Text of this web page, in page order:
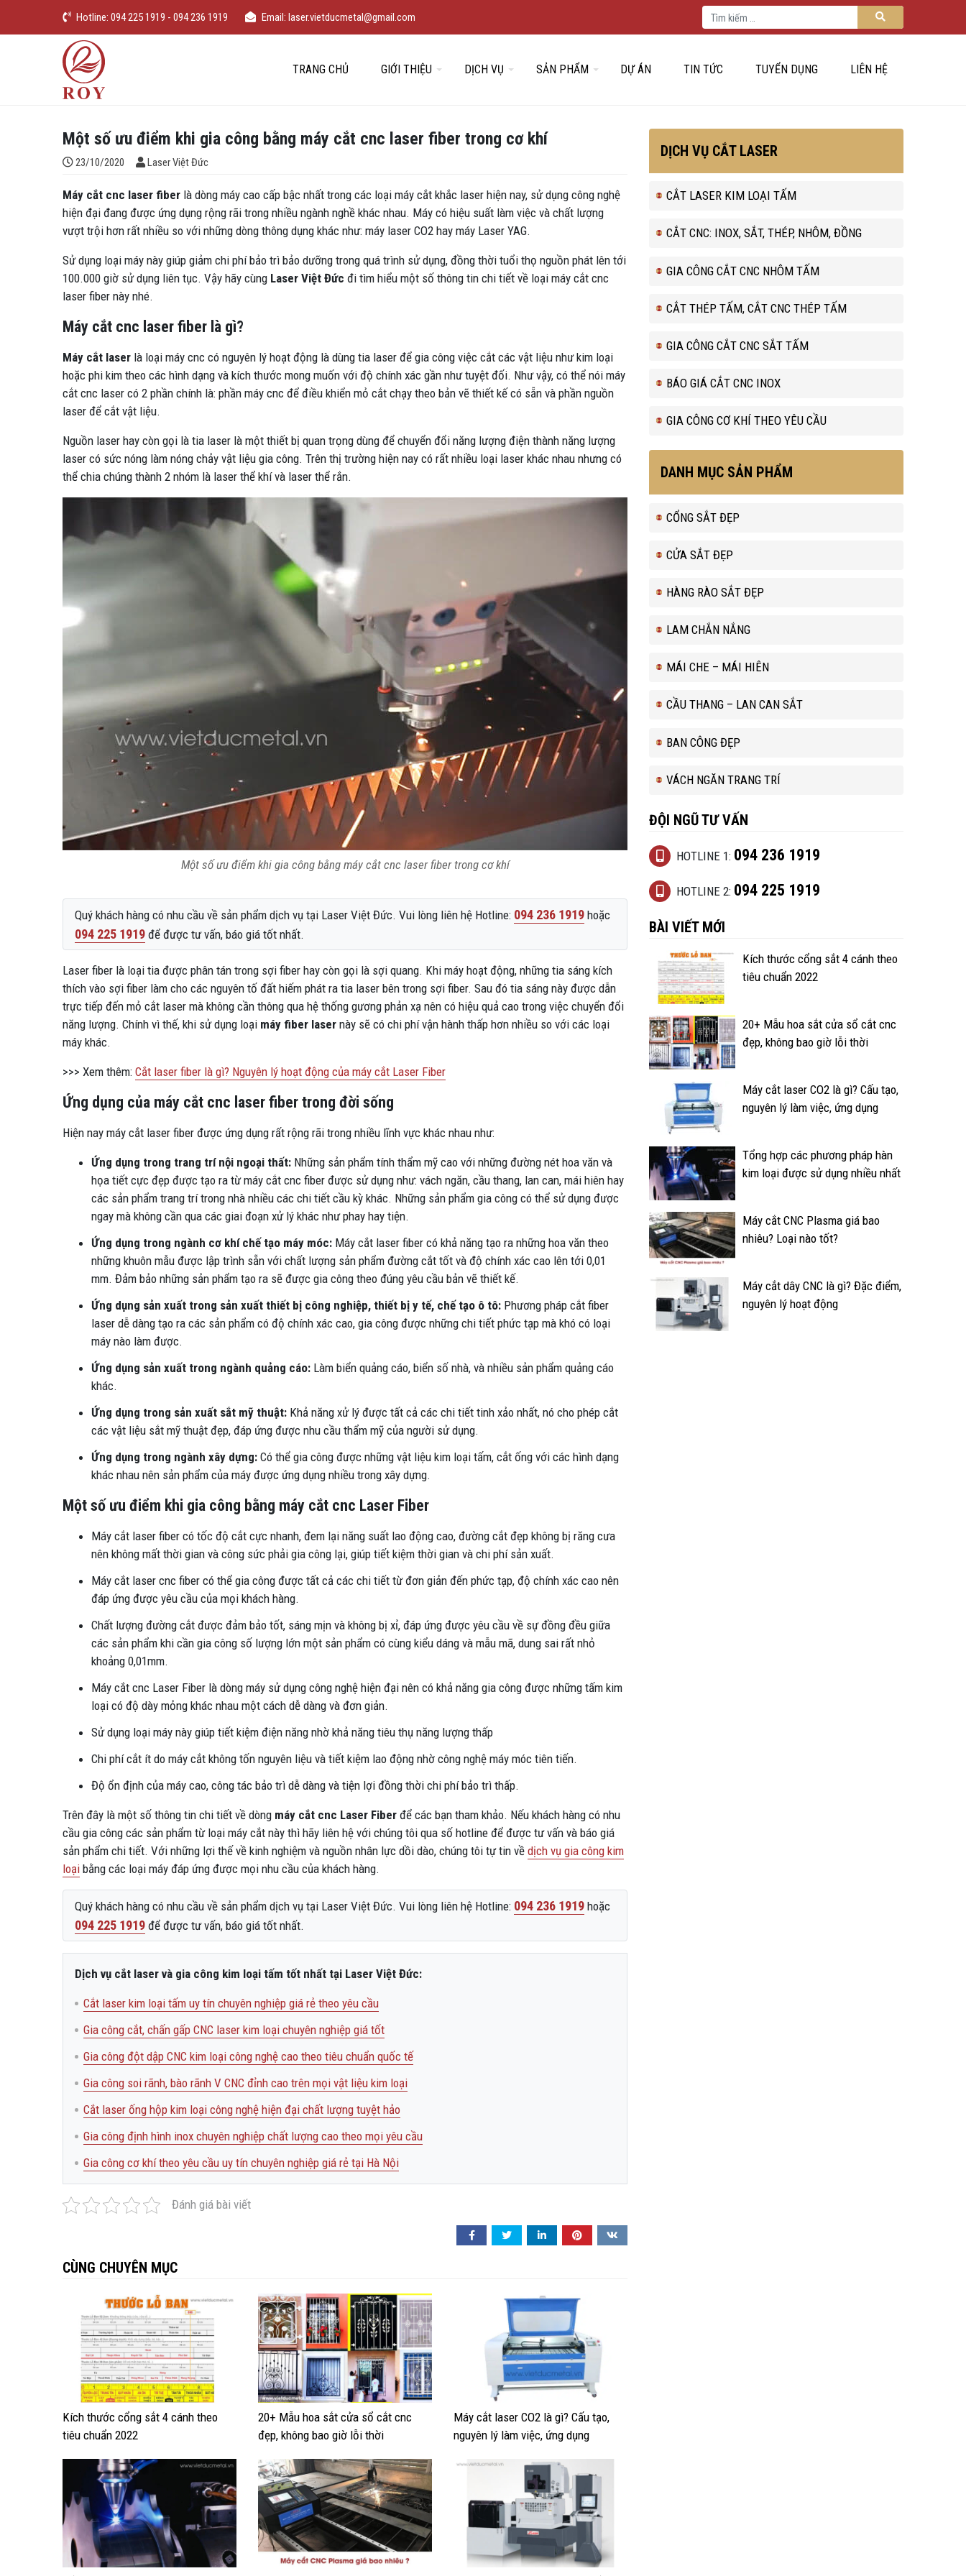
Chuyển đến nội dung
Hotline: 094 225 1919 - 094 236 1919 Email: laser.vietducmetal@gmail.com Tìm kiếm cho:
Laser Việt Đức
TRANG CHỦ GIỚI THIỆU DỊCH VỤ SẢN PHẨM DỰ ÁN TIN TỨC TUYỂN DỤNG LIÊN HỆ
Một số ưu điểm khi gia công bằng máy cắt cnc laser fiber trong cơ khí
23/10/2020 Đăng bởi
Laser Việt Đức
Máy cắt cnc laser fiber là dòng máy cao cấp bậc nhất trong các loại máy cắt khắc laser hiện nay, sử dụng công nghệ
hiện đại đang được ứng dụng rộng rãi trong nhiều ngành nghề khác nhau. Máy có hiệu suất làm việc và chất lượng
vượt trội hơn rất nhiều so với những dòng thông dụng khác như: máy laser CO2 hay máy Laser YAG.
Sử dụng loại máy này giúp giảm chi phí bảo trì bảo dưỡng trong quá trình sử dụng, đồng thời tuổi thọ nguồn phát lên tới
100.000 giờ sử dụng liên tục. Vậy hãy cùng Laser Việt Đức đi tìm hiểu một số thông tin chi tiết về loại máy cắt cnc
laser fiber này nhé.
Máy cắt cnc laser fiber là gì?
Máy cắt laser là loại máy cnc có nguyên lý hoạt động là dùng tia laser để gia công việc cắt các vật liệu như kim loại
hoặc phi kim theo các hình dạng và kích thước mong muốn với độ chính xác gần như tuyệt đối. Như vậy, có thể nói máy
cắt cnc laser có 2 phần chính là: phần máy cnc để điều khiển mỏ cắt chạy theo bản vẽ thiết kế có sẵn và phần nguồn
laser để cắt vật liệu.
Nguồn laser hay còn gọi là tia laser là một thiết bị quan trọng dùng để chuyển đổi năng lượng điện thành năng lượng
laser có sức nóng làm nóng chảy vật liệu gia công. Trên thị trường hiện nay có rất nhiều loại laser khác nhau nhưng có
thể chia chúng thành 2 nhóm là laser thể khí và laser thể rắn.
Một số ưu điểm khi gia công bằng máy cắt cnc laser fiber trong cơ khí
Quý khách hàng có nhu cầu về sản phẩm dịch vụ tại Laser Việt Đức. Vui lòng liên hệ Hotline: 094 236 1919 hoặc
094 225 1919 để được tư vấn, báo giá tốt nhất.
Laser fiber là loại tia được phân tán trong sợi fiber hay còn gọi là sợi quang. Khi máy hoạt động, những tia sáng kích
thích vào sợi fiber làm cho các nguyên tố đất hiếm phát ra tia laser bên trong sợi fiber. Sau đó tia sáng này được dẫn
trực tiếp đến mỏ cắt laser mà không cần thông qua hệ thống gương phản xạ nên có hiệu quả cao trong việc chuyển đổi
năng lượng. Chính vì thế, khi sử dụng loại máy fiber laser này sẽ có chi phí vận hành thấp hơn nhiều so với các loại
máy khác.
>>> Xem thêm: Cắt laser fiber là gì? Nguyên lý hoạt động của máy cắt Laser Fiber
Ứng dụng của máy cắt cnc laser fiber trong đời sống
Hiện nay máy cắt laser fiber được ứng dụng rất rộng rãi trong nhiều lĩnh vực khác nhau như:
Ứng dụng trong trang trí nội ngoại thất: Những sản phẩm tính thẩm mỹ cao với những đường nét hoa văn và
họa tiết cực đẹp được tạo ra từ máy cắt cnc fiber được sử dụng như: vách ngăn, cầu thang, lan can, mái hiên hay
các sản phẩm trang trí trong nhà nhiều các chi tiết cầu kỳ khác. Những sản phẩm gia công có thể sử dụng được
ngay mà không cần qua các giai đoạn xử lý khác như phay hay tiện.
Ứng dụng trong ngành cơ khí chế tạo máy móc: Máy cắt laser fiber có khả năng tạo ra những hoa văn theo
những khuôn mẫu được lập trình sẵn với chất lượng sản phẩm đường cắt tốt và độ chính xác cao lên tới 0,01
mm. Đảm bảo những sản phẩm tạo ra sẽ được gia công theo đúng yêu cầu bản vẽ thiết kế.
Ứng dụng sản xuất trong sản xuất thiết bị công nghiệp, thiết bị y tế, chế tạo ô tô: Phương pháp cắt fiber
laser dễ dàng tạo ra các sản phẩm có độ chính xác cao, gia công được những chi tiết phức tạp mà khó có loại
máy nào làm được.
Ứng dụng sản xuất trong ngành quảng cáo: Làm biển quảng cáo, biển số nhà, và nhiều sản phẩm quảng cáo
khác.
Ứng dụng trong sản xuất sắt mỹ thuật: Khả năng xử lý được tất cả các chi tiết tinh xảo nhất, nó cho phép cắt
các vật liệu sắt mỹ thuật đẹp, đáp ứng được nhu cầu thẩm mỹ của người sử dụng.
Ứng dụng trong ngành xây dựng: Có thể gia công được những vật liệu kim loại tấm, cắt ống với các hình dạng
khác nhau nên sản phẩm của máy được ứng dụng nhiều trong xây dựng.
Một số ưu điểm khi gia công bằng máy cắt cnc Laser Fiber
Máy cắt laser fiber có tốc độ cắt cực nhanh, đem lại năng suất lao động cao, đường cắt đẹp không bị răng cưa
nên không mất thời gian và công sức phải gia công lại, giúp tiết kiệm thời gian và chi phí sản xuất.
Máy cắt laser cnc fiber có thể gia công được tất cả các chi tiết từ đơn giản đến phức tạp, độ chính xác cao nên
đáp ứng được yêu cầu của mọi khách hàng.
Chất lượng đường cắt được đảm bảo tốt, sáng mịn và không bị xỉ, đáp ứng được yêu cầu về sự đồng đều giữa
các sản phẩm khi cần gia công số lượng lớn một sản phẩm có cùng kiểu dáng và mẫu mã, dung sai rất nhỏ
khoảng 0,01mm.
Máy cắt cnc Laser Fiber là dòng máy sử dụng công nghệ hiện đại nên có khả năng gia công được những tấm kim
loại có độ dày mỏng khác nhau một cách dễ dàng và đơn giản.
Sử dụng loại máy này giúp tiết kiệm điện năng nhờ khả năng tiêu thụ năng lượng thấp
Chi phí cắt ít do máy cắt không tốn nguyên liệu và tiết kiệm lao động nhờ công nghệ máy móc tiên tiến.
Độ ổn định của máy cao, công tác bảo trì dễ dàng và tiện lợi đồng thời chi phí bảo trì thấp.
Trên đây là một số thông tin chi tiết về dòng máy cắt cnc Laser Fiber để các bạn tham khảo. Nếu khách hàng có nhu
cầu gia công các sản phẩm từ loại máy cắt này thì hãy liên hệ với chúng tôi qua số hotline để được tư vấn và báo giá
sản phẩm chi tiết. Với những lợi thế về kinh nghiệm và nguồn nhân lực dồi dào, chúng tôi tự tin về dịch vụ gia công kim
loại bằng các loại máy đáp ứng được mọi nhu cầu của khách hàng.
Quý khách hàng có nhu cầu về sản phẩm dịch vụ tại Laser Việt Đức. Vui lòng liên hệ Hotline: 094 236 1919 hoặc
094 225 1919 để được tư vấn, báo giá tốt nhất.
Dịch vụ cắt laser và gia công kim loại tấm tốt nhất tại Laser Việt Đức:
Cắt laser kim loại tấm uy tín chuyên nghiệp giá rẻ theo yêu cầu
Gia công cắt, chấn gấp CNC laser kim loại chuyên nghiệp giá tốt
Gia công đột dập CNC kim loại công nghệ cao theo tiêu chuẩn quốc tế
Gia công soi rãnh, bào rãnh V CNC đỉnh cao trên mọi vật liệu kim loại
Cắt laser ống hộp kim loại công nghệ hiện đại chất lượng tuyệt hảo
Gia công định hình inox chuyên nghiệp chất lượng cao theo mọi yêu cầu
Gia công cơ khí theo yêu cầu uy tín chuyên nghiệp giá rẻ tại Hà Nội
Đánh giá bài viết
CÙNG CHUYÊN MỤC
Kích thước cổng sắt 4 cánh theo
tiêu chuẩn 2022
20+ Mẫu hoa sắt cửa sổ cắt cnc
đẹp, không bao giờ lỗi thời
Máy cắt laser CO2 là gì? Cấu tạo,
nguyên lý làm việc, ứng dụng
DỊCH VỤ CẮT LASER
CẮT LASER KIM LOẠI TẤM
CẮT CNC: INOX, SẮT, THÉP, NHÔM, ĐỒNG
GIA CÔNG CẮT CNC NHÔM TẤM
CẮT THÉP TẤM, CẮT CNC THÉP TẤM
GIA CÔNG CẮT CNC SẮT TẤM
BÁO GIÁ CẮT CNC INOX
GIA CÔNG CƠ KHÍ THEO YÊU CẦU
DANH MỤC SẢN PHẨM
CỔNG SẮT ĐẸP
CỬA SẮT ĐẸP
HÀNG RÀO SẮT ĐẸP
LAM CHẮN NẮNG
MÁI CHE – MÁI HIÊN
CẦU THANG – LAN CAN SẮT
BAN CÔNG ĐẸP
VÁCH NGĂN TRANG TRÍ
ĐỘI NGŨ TƯ VẤN
HOTLINE 1: 094 236 1919
HOTLINE 2: 094 225 1919
BÀI VIẾT MỚI
Kích thước cổng sắt 4 cánh theo
tiêu chuẩn 2022
20+ Mẫu hoa sắt cửa sổ cắt cnc
đẹp, không bao giờ lỗi thời
Máy cắt laser CO2 là gì? Cấu tạo,
nguyên lý làm việc, ứng dụng
Tổng hợp các phương pháp hàn
kim loại được sử dụng nhiều nhất
Máy cắt CNC Plasma giá bao
nhiêu? Loại nào tốt?
Máy cắt dây CNC là gì? Đặc điểm,
nguyên lý hoạt động